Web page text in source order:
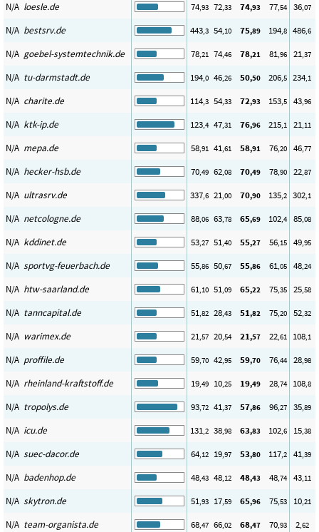
N/A loesle.de 74,93 72,33 74,93 77,54 36,07
N/A bestsrv.de 443,3 54,10 75,89 194,8 486,6
N/A goebel-systemtechnik.de 78,21 74,46 78,21 81,96 21,37
N/A tu-darmstadt.de 194,0 46,26 50,50 206,5 234,1
N/A charite.de 114,3 54,33 72,93 153,5 43,96
N/A ktk-ip.de 123,4 47,31 76,96 215,1 21,11
N/A mepa.de 58,91 41,61 58,91 76,20 46,77
N/A hecker-hsb.de 70,49 62,08 70,49 78,90 22,87
N/A ultrasrv.de 337,6 21,00 70,90 135,2 302,1
N/A netcologne.de 88,06 63,78 65,69 102,4 85,08
N/A kddinet.de 53,27 51,40 55,27 56,15 49,95
N/A sportvg-feuerbach.de 55,86 50,67 55,86 61,05 48,24
N/A htw-saarland.de 61,10 51,09 65,22 75,35 25,58
N/A tanncapital.de 51,82 28,43 51,82 75,20 52,32
N/A warimex.de 21,57 20,54 21,57 22,61 108,1
N/A proffile.de 59,70 42,95 59,70 76,44 28,98
N/A rheinland-kraftstoff.de 19,49 10,25 19,49 28,74 108,8
N/A tropolys.de 93,72 41,37 57,86 96,27 35,89
N/A icu.de 131,2 38,98 63,83 102,6 15,38
N/A suec-dacor.de 64,12 19,97 53,80 117,2 41,39
N/A badenhop.de 48,43 48,12 48,43 48,74 43,11
N/A skytron.de 51,93 17,59 65,96 75,53 10,21
N/A team-organista.de 68,47 66,02 68,47 70,93 2,62